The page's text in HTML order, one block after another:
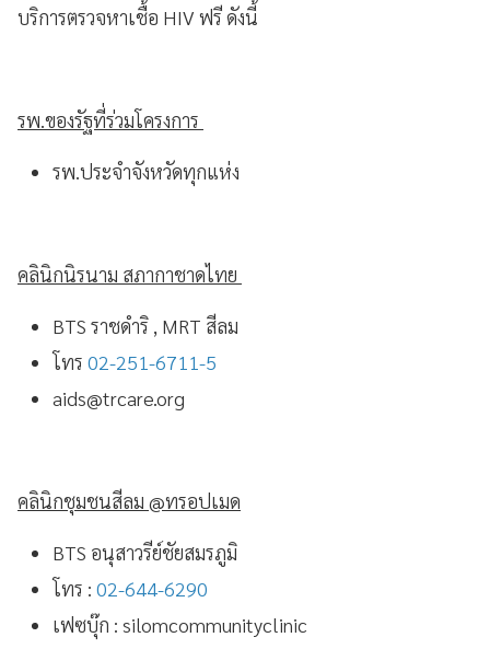
บริการตรวจหาเชื้อ HIV ฟรี ดังนี้
รพ.ของรัฐที่ร่วมโครงการ
รพ.ประจำจังหวัดทุกแห่ง
คลินิกนิรนาม สภากาชาดไทย
BTS ราชดำริ , MRT สีลม
โทร 02-251-6711-5
aids@trcare.org
คลินิกชุมชนสีลม @ทรอปเมด
BTS อนุสาวรีย์ชัยสมรภูมิ
โทร : 02-644-6290
เฟซบุ๊ก : silomcommunityclinic